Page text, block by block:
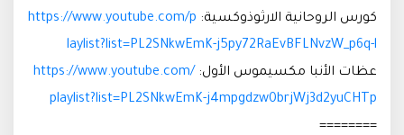
كورس الروحانية الارثوذوكسية: https://www.youtube.com/p
laylist?list=PL2SNkwEmK-j5py72RaEvBFLNvzW_p6q-l
عظات الأنبا مكسيموس الأول: https://www.youtube.com/
playlist?list=PL2SNkwEmK-j4mpgdzw0brjWj3d2yuCHTp
========